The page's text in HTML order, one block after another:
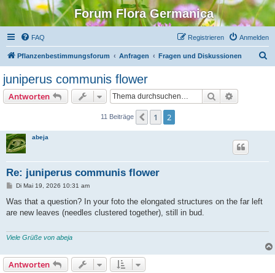
Forum Flora Germanica
FAQ Anmelden
Registrieren
Pflanzenbestimmungsforum Anfragen Fragen und Diskussionen
juniperus communis flower
Antworten Suche
11 Beiträge Vorherige
1 2
abeja
Re: juniperus communis flower
B
i
r
Di Mai 19, 2026 10:31 am
Was that a question? In your foto the elongated structures on the far left
are new leaves (needles clustered together), still in bud.
Viele Grüße von abeja
Antworten